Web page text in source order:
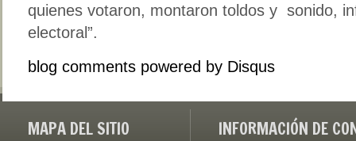
quienes votaron, montaron toldos y sonido,
electoral”.
blog comments powered by Disqus
MAPA DEL SITIO INFORMACIÓN DE